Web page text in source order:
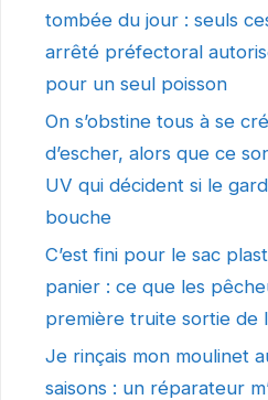
tombée du jour : seuls
arrêté préfectoral
pour un seul poisson
On s’obstine tous à se
d’escher, alors que ce
UV qui décident si le
bouche
C’est fini pour le sac
panier : ce que les
première truite sortie de
Je rinçais mon moulinet
saisons : un réparateur